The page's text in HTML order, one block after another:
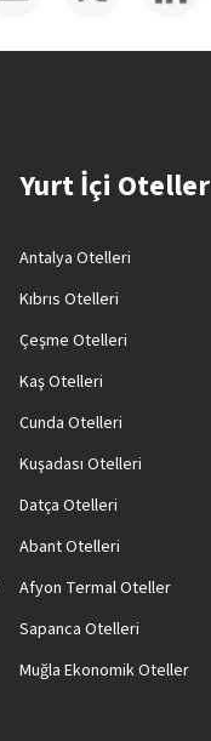
Yurt İçi Oteller
Antalya Otelleri
Kıbrıs Otelleri
Çeşme Otelleri
Kaş Otelleri
Cunda Otelleri
Kuşadası Otelleri
Datça Otelleri
Abant Otelleri
Afyon Termal Oteller
Sapanca Otelleri
Muğla Ekonomik Oteller